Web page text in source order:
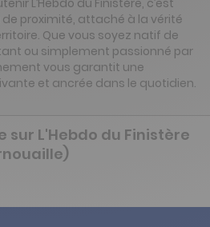
L’Hebdo du Finistère, c’est
de proximité, attaché à la vérité
Que vous soyez natif de
ou simplement passionné par
vous garantit une
et ancrée dans le quotidien.
sur L'Hebdo du Finistère